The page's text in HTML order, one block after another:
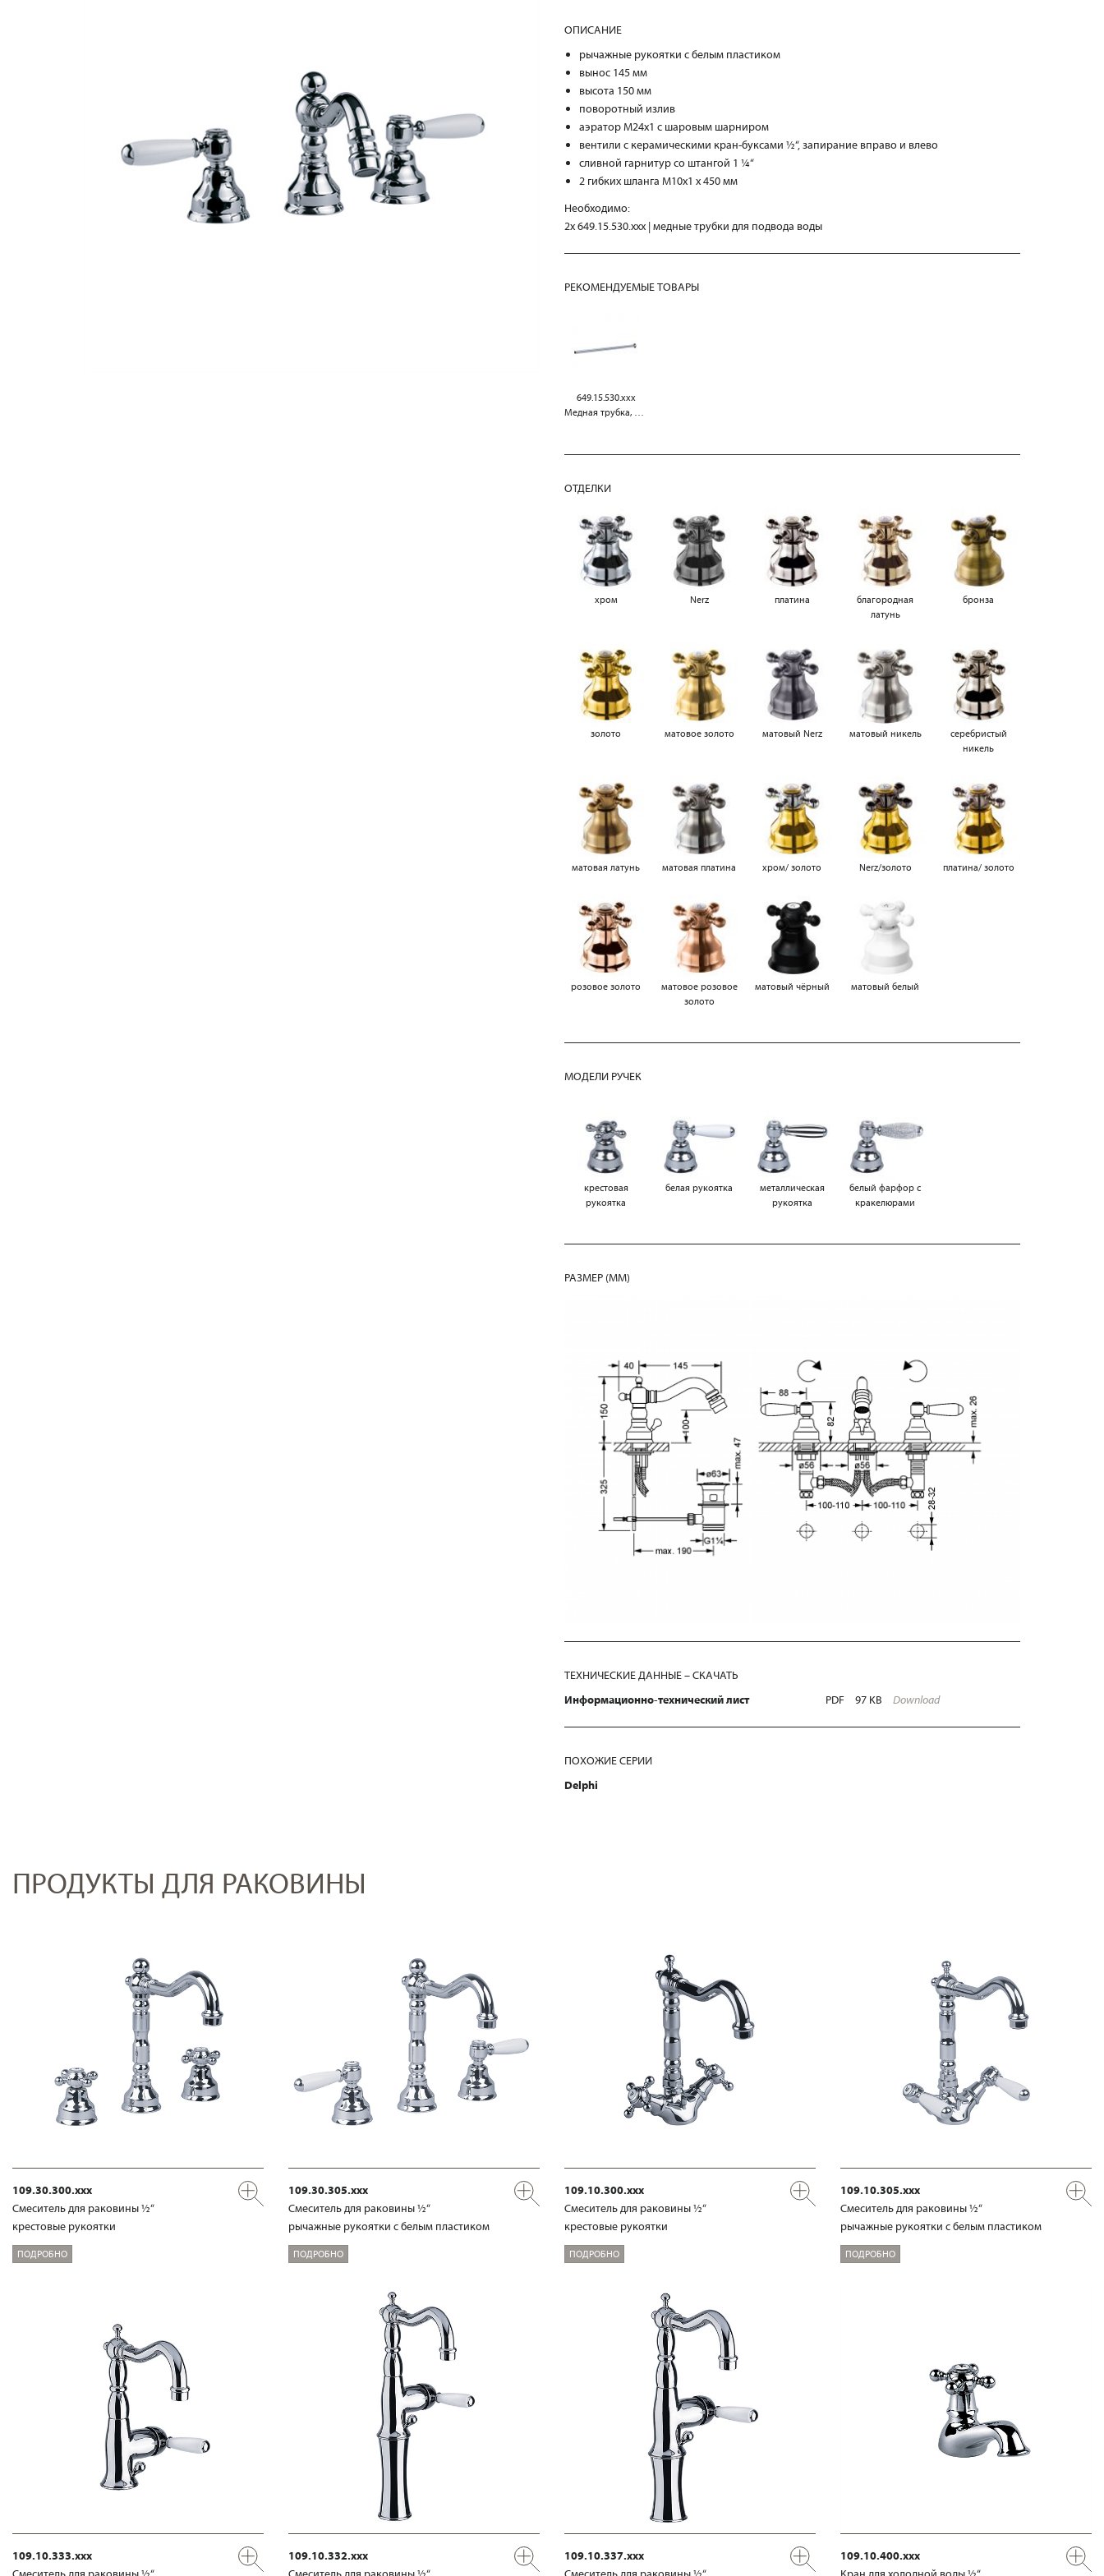
ОПИСАНИЕ
рычажные рукоятки с белым пластиком
вынос 145 мм
высота 150 мм
поворотный излив
аэратор M24x1 с шаровым шарниром
вентили с керамическими кран-буксами ½“, запирание вправо и влево
сливной гарнитур со штангой 1 ¼“
2 гибких шланга M10x1 x 450 мм
Необходимо:
2x 649.15.530.xxx | медные трубки для подвода воды
РЕКОМЕНДУЕМЫЕ ТОВАРЫ
649.15.530.xxx
Медная трубка, 300 мм
ОТДЕЛКИ
хром Nerz платина
благородная
латунь
бронза
золото матовое золото матовый Nerz матовый никель
серебристый
никель
матовая латунь матовая платина хром/ золото Nerz/золото платина/ золото
розовое золото
матовое розовое
золото
матовый чёрный матовый белый
МОДЕЛИ РУЧЕК
крестовая
рукоятка
белая рукоятка
металлическая
рукоятка
белый фарфор с
кракелюрами
РАЗМЕР (MM)
ТЕХНИЧЕСКИЕ ДАННЫЕ – СКАЧАТЬ
Информационно-технический лист
PDF 97 KB Download
ПОХОЖИЕ СЕРИИ
Delphi
ПРОДУКТЫ ДЛЯ РАКОВИНЫ
109.30.300.xxx
Смеситель для раковины ½“
крестовые рукоятки
ПОДРОБНО
109.30.305.xxx
Смеситель для раковины ½“
рычажные рукоятки с белым пластиком
ПОДРОБНО
109.10.300.xxx
Смеситель для раковины ½“
крестовые рукоятки
ПОДРОБНО
109.10.305.xxx
Смеситель для раковины ½“
рычажные рукоятки с белым пластиком
ПОДРОБНО
109.10.333.xxx
109.10.332.xxx
109.10.337.xxx
109.10.400.xxx